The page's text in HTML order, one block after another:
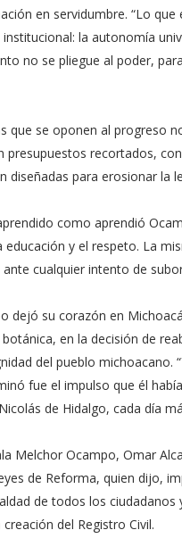
en servidumbre. “Lo
la autonomía
no se pliegue al poder,
que se oponen al progreso
presupuestos recortados,
diseñadas para erosionar la
como aprendió
educación y el respeto. La
cualquier intento de
dejó su corazón en
en la decisión de
del pueblo michoacano.
fue el impulso que él
de Hidalgo, cada día
Melchor Ocampo, Omar
de Reforma, quien dijo,
de todos los
del Registro Civil.